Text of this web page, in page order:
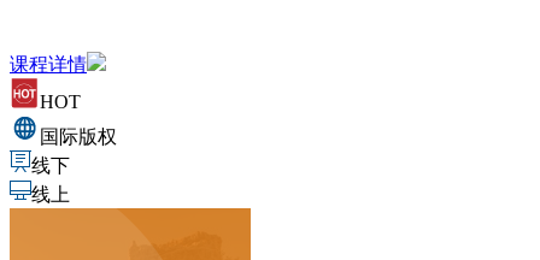
课程详情
HOT
国际版权
线下
线上